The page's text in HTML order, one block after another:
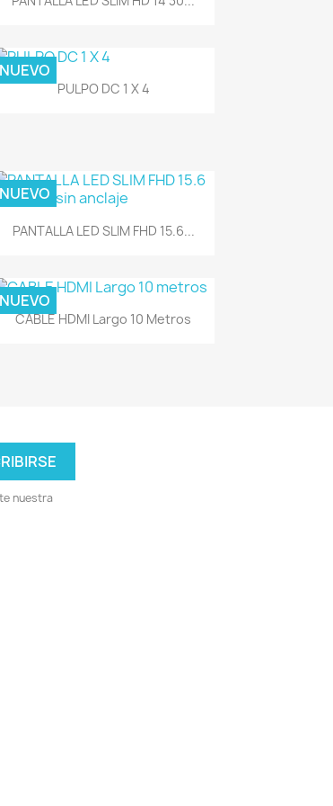
Vista rápida
PULPO DC 1 X 4
NUEVO
 Vista rápida
PANTALLA LED SLIM FHD 15.6...
NUEVO
Vista rápida
CABLE HDMI Largo 10 Metros
NUEVO
nuestra